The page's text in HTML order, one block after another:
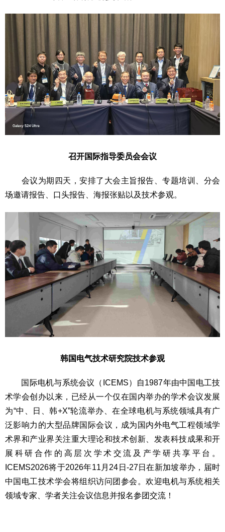
召开国际指导委员会会议
会议为期四天，安排了大会主旨报告、专题培训、分会
场邀请报告、口头报告、海报张贴以及技术参观。
韩国电气技术研究院技术参观
国际电机与系统会议（ICEMS）自1987年由中国电工技
术学会创办以来，已经从一个仅在国内举办的学术会议发展
为“中、日、韩+X”轮流举办、在全球电机与系统领域具有广
泛影响力的大型品牌国际会议，成为国内外电气工程领域学
术界和产业界关注重大理论和技术创新、发表科技成果和开
展科研合作的高层次学术交流及产学研共享平台。
ICEMS2026将于2026年11月24日-27日在新加坡举办，届时
中国电工技术学会将组织访问团参会。欢迎电机与系统相关
领域专家、学者关注会议信息并报名参团交流！